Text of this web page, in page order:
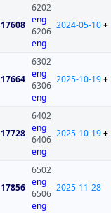
17608
6202
eng
6206
eng
2024-05-10+
17664
6302
eng
6306
eng
2025-10-19+
17728
6402
eng
6406
eng
2025-10-19+
17856
6502
eng
6506
eng
2025-11-28